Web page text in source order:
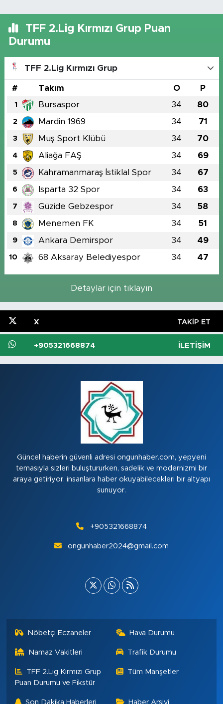
TFF 2.Lig Kırmızı Grup Puan
Durumu
TFF 2.Lig Kırmızı Grup
# Takım O P
1 Bursaspor 34 80
2 Mardin 1969 34 71
3 Muş Sport Klübü 34 70
4 Aliağa FAŞ 34 69
5 Kahramanmaraş İstiklal Spor 34 67
6 Isparta 32 Spor 34 63
7 Güzide Gebzespor 34 58
8 Menemen FK 34 51
9 Ankara Demirspor 34 49
10 68 Aksaray Belediyespor 34 47
Detaylar için tıklayın
X TAKIP ET
+905321668874 İLETIŞIM
Güncel haberin güvenli adresi ongunhaber.com, yepyeni
temasıyla sizleri buluştururken, sadelik ve modernizmi bir
araya getiriyor. insanlara haber okuyabilecekleri bir altyapı
sunuyor.
+905321668874
ongunhaber2024@gmail.com
Nöbetçi Eczaneler Hava Durumu
Namaz Vakitleri Trafik Durumu
TFF 2.Lig Kırmızı Grup
Puan Durumu ve Fikstür
Tüm Manşetler
Son Dakika Haberleri Haber Arşivi